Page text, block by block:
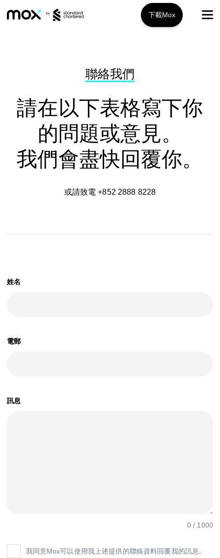
下載Mox
開戶指南
旅遊攻略
服務特色
Mox+
Mox Invest
推廣優惠
聯絡我們
請在以下表格寫下你
的問題或意見。
我們會盡快回覆你。
或請致電 +852 2888 8228
姓名
電郵
訊息
0 / 1000
我同意Mox可以使用我上述提供的聯絡資料回覆我的訊息。